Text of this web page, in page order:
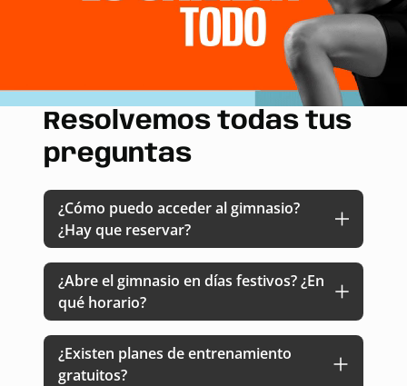
Resolvemos todas tus
preguntas
¿Cómo puedo acceder al gimnasio?
¿Hay que reservar?
¿Abre el gimnasio en días festivos? ¿En
qué horario?
¿Existen planes de entrenamiento
gratuitos?